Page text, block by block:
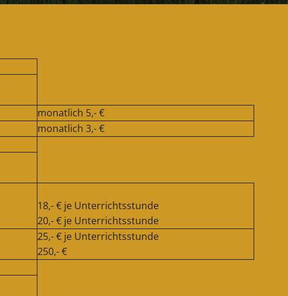
monatlich 5,- €
monatlich 3,- €
18,- € je Unterrichtsstunde
20,- € je Unterrichtsstunde
25,- € je Unterrichtsstunde
250,- €